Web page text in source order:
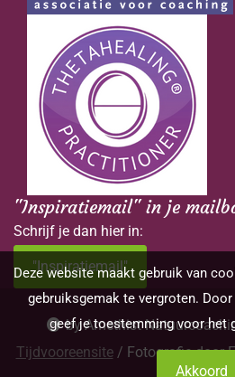
"Inspiratiemail" in je
Schrijf je dan hier in:
"Inspiratiemail"
by Amethist
Tijdvooreensite/ Fotografie door
Deze website maakt gebruik van
gebruiksgemak te vergroten.
geef je toestemming voor het
Akkoord